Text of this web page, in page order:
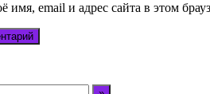
имя, email и адрес сайта в этом